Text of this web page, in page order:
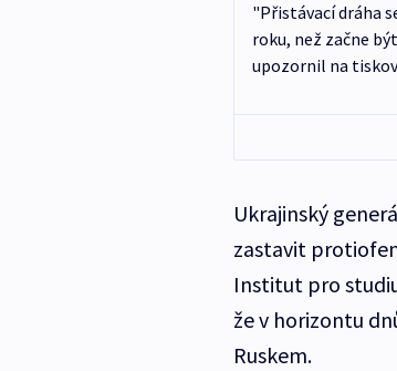
"Přistávací dráha
roku, než začne
upozornil na
Ukrajinský
zastavit
Institut pro
že v horizontu
Ruskem.